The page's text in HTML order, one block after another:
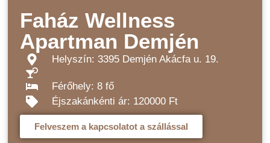
Faház Wellness
Apartman Demjén
Helyszín: 3395 Demjén Akácfa u. 19.
Férőhely: 8 fő
Éjszakánkénti ár: 120000 Ft
Felveszem a kapcsolatot a szállással